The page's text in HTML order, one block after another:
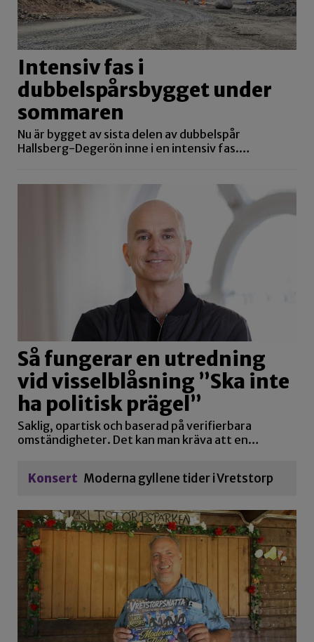
Intensiv fas i
dubbelspårsbygget under
sommaren
Nu är bygget av sista delen av dubbelspår
Hallsberg-Degerön inne i en intensiv fas.…
Så fungerar en utredning
vid visselblåsning ”Ska inte
ha politisk prägel”
Saklig, opartisk och baserad på verifierbara
omständigheter. Det kan man kräva att en…
Konsert Moderna gyllene tider i Vretstorp